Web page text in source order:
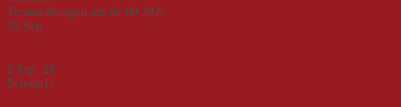
Veranstaltungen am 02.09.2026
02 Sep.
2 Sep. 26
Schwerin